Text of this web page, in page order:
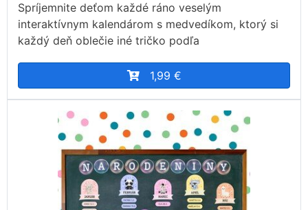
Spríjemnite deťom každé ráno veselým
interaktívnym kalendárom s medvedíkom, ktorý si
každý deň oblečie iné tričko podľa
1,99 €